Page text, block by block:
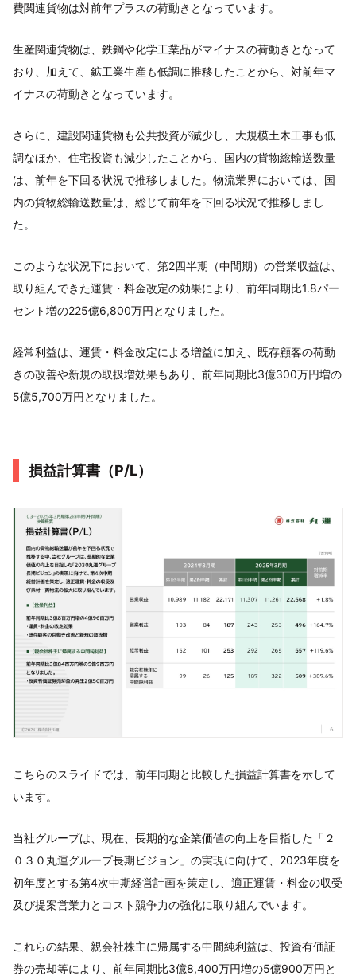
費関連貨物は対前年プラスの荷動きとなっています。
生産関連貨物は、鉄鋼や化学工業品がマイナスの荷動きとなって
おり、加えて、鉱工業生産も低調に推移したことから、対前年マ
イナスの荷動きとなっています。
さらに、建設関連貨物も公共投資が減少し、大規模土木工事も低
調なほか、住宅投資も減少したことから、国内の貨物総輸送数量
は、前年を下回る状況で推移しました。物流業界においては、国
内の貨物総輸送数量は、総じて前年を下回る状況で推移しまし
た。
このような状況下において、第2四半期（中間期）の営業収益は、
取り組んできた運賃・料金改定の効果により、前年同期比1.8パー
セント増の225億6,800万円となりました。
経常利益は、運賃・料金改定による増益に加え、既存顧客の荷動
きの改善や新規の取扱増効果もあり、前年同期比3億300万円増の
5億5,700万円となりました。
損益計算書（P/L）
こちらのスライドでは、前年同期と比較した損益計算書を示して
います。
当社グループは、現在、長期的な企業価値の向上を目指した「２
０３０丸運グループ長期ビジョン」の実現に向けて、2023年度を
初年度とする第4次中期経営計画を策定し、適正運賃・料金の収受
及び提案営業力とコスト競争力の強化に取り組んでいます。
これらの結果、親会社株主に帰属する中間純利益は、投資有価証
券の売却等により、前年同期比3億8,400万円増の5億900万円と